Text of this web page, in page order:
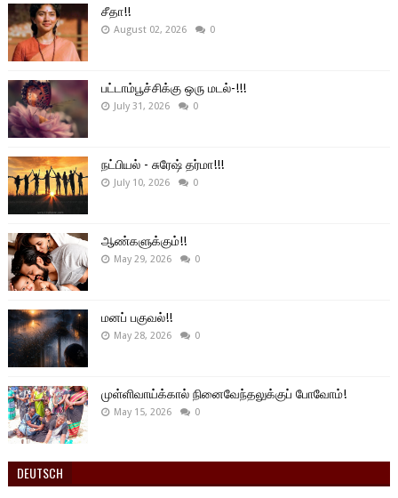
சீதா!!
August 02, 2026 0
பட்டாம்பூச்சிக்கு ஒரு மடல்-!!!
July 31, 2026 0
நட்பியல் - சுரேஷ் தர்மா!!!
July 10, 2026 0
ஆண்களுக்கும்!!
May 29, 2026 0
மனப் பகுவல்!!
May 28, 2026 0
முள்ளிவாய்க்கால் நினைவேந்தலுக்குப் போவோம்!
May 15, 2026 0
DEUTSCH